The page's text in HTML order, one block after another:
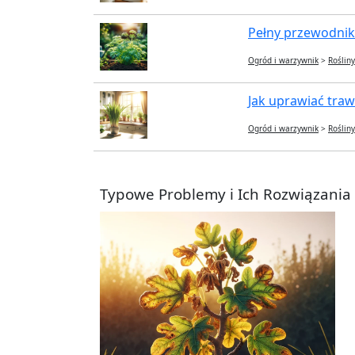
Pełny
Ogród i warzywnik >
Jak uprawiać
Ogród i warzywnik >
Typowe Problemy i Ich Rozwiązania